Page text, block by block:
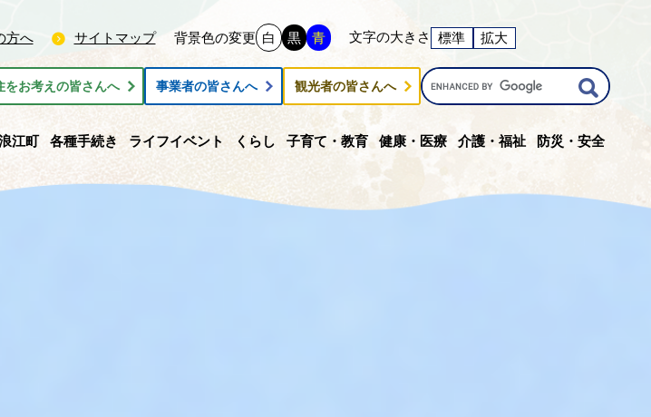
方へ サイトマップ 背景色の変更 白 黒 青 文字の大きさ 標準 拡大
をお考えの皆さんへ 事業者の皆さんへ 観光者の皆さんへ
G
o
g
l
江町 各種手続き ライフイベント くらし 子育て・教育 健康・医療 介護・福祉 防災・安全